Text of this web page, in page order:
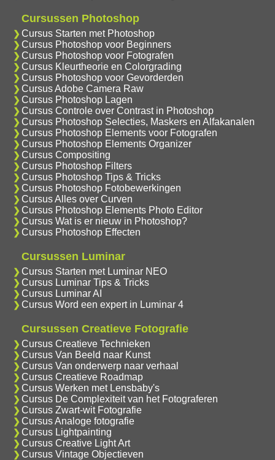
Cursussen Photoshop
Cursus Starten met Photoshop
Cursus Photoshop voor Beginners
Cursus Photoshop voor Fotografen
Cursus Kleurtheorie en Colorgrading
Cursus Photoshop voor Gevorderden
Cursus Adobe Camera Raw
Cursus Photoshop Lagen
Cursus Controle over Contrast in Photoshop
Cursus Photoshop Selecties, Maskers en Alfakanalen
Cursus Photoshop Elements voor Fotografen
Cursus Photoshop Elements Organizer
Cursus Compositing
Cursus Photoshop Filters
Cursus Photoshop Tips & Tricks
Cursus Photoshop Fotobewerkingen
Cursus Alles over Curven
Cursus Photoshop Elements Photo Editor
Cursus Wat is er nieuw in Photoshop?
Cursus Photoshop Effecten
Cursussen Luminar
Cursus Starten met Luminar NEO
Cursus Luminar Tips & Tricks
Cursus Luminar AI
Cursus Word een expert in Luminar 4
Cursussen Creatieve Fotografie
Cursus Creatieve Technieken
Cursus Van Beeld naar Kunst
Cursus Van onderwerp naar verhaal
Cursus Creatieve Roadmap
Cursus Werken met Lensbaby's
Cursus De Complexiteit van het Fotograferen
Cursus Zwart-wit Fotografie
Cursus Analoge fotografie
Cursus Lightpainting
Cursus Creative Light Art
Cursus Vintage Objectieven